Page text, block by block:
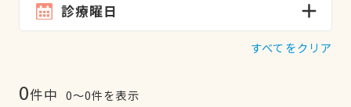
診療曜日
すべてをクリア
0件中 0〜0件を表示